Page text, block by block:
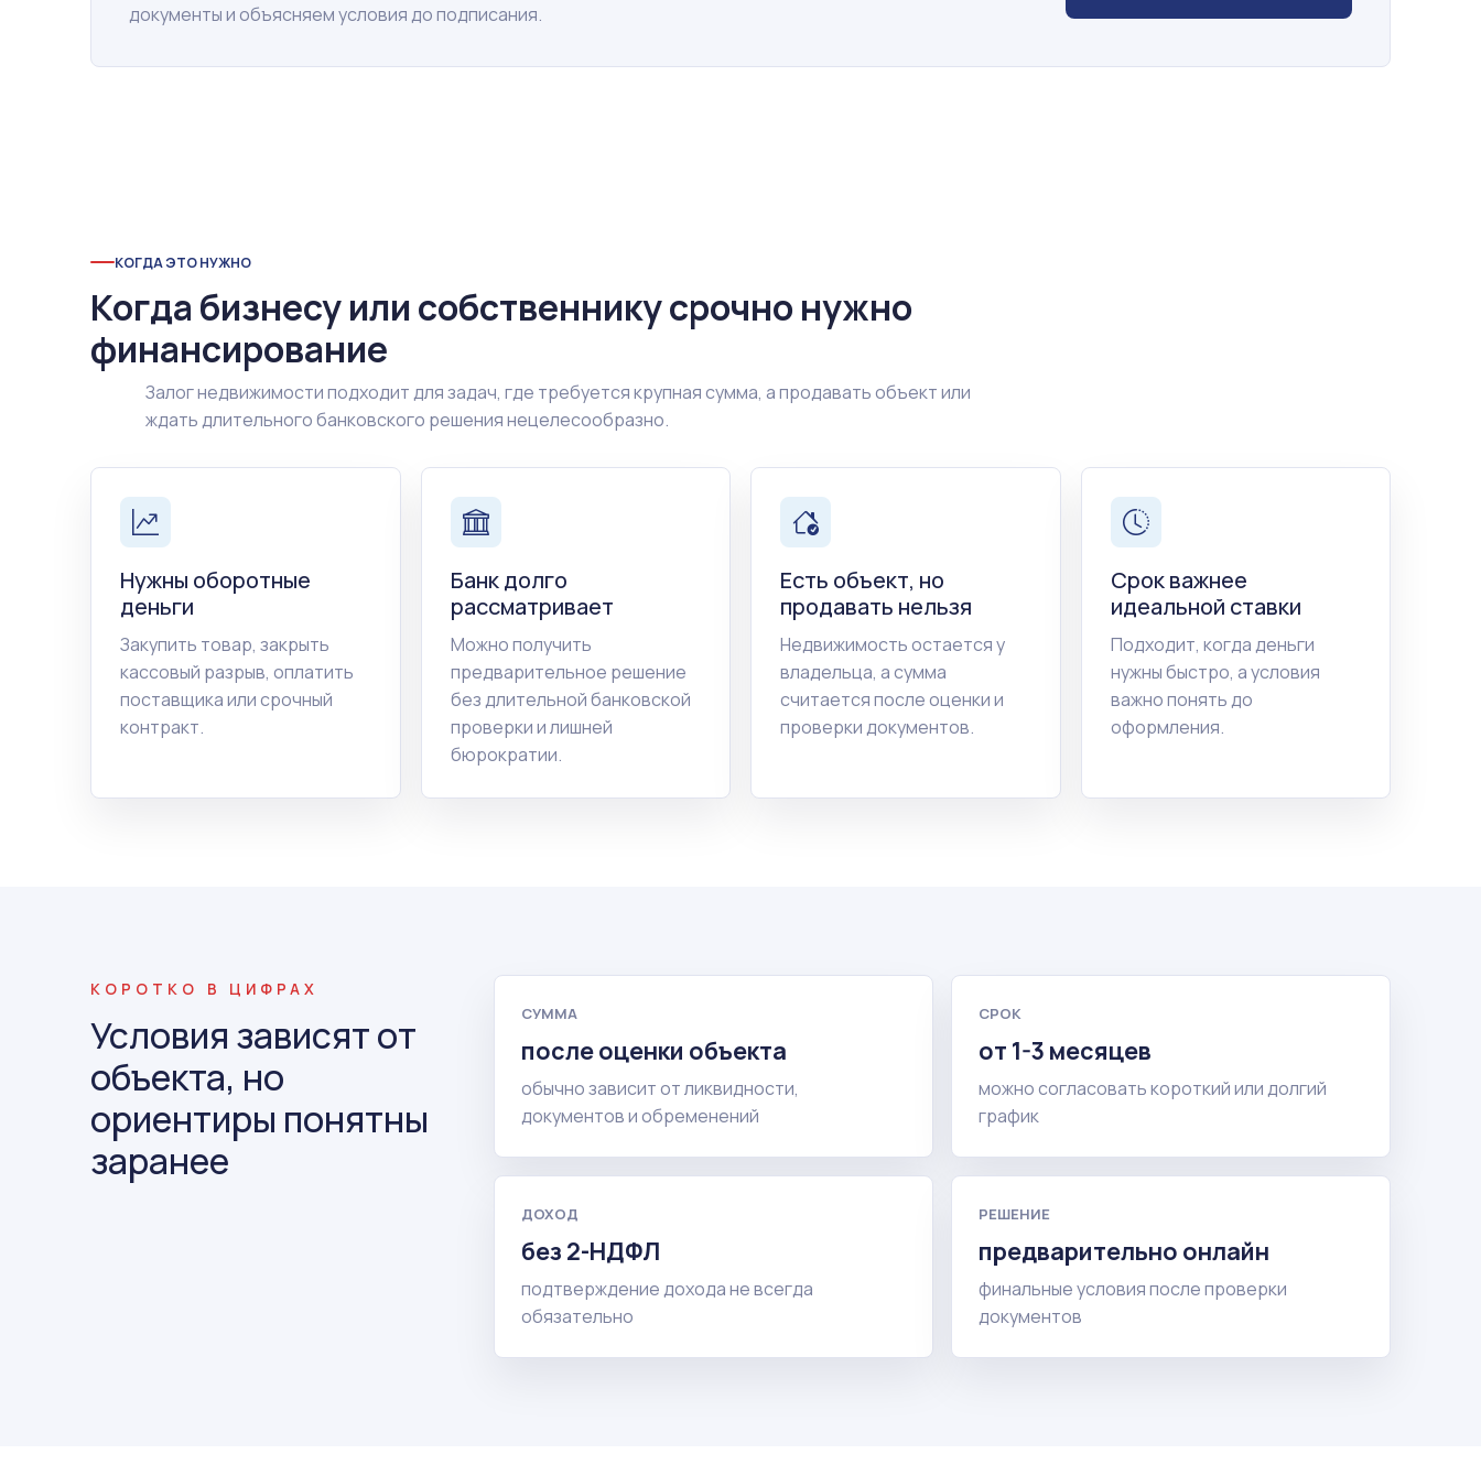
документы и объясняем условия до подписания.
КОГДА ЭТО НУЖНО
Когда бизнесу или собственнику срочно нужно
финансирование
Залог недвижимости подходит для задач, где требуется крупная сумма, а продавать объект или
ждать длительного банковского решения нецелесообразно.
Нужны оборотные
деньги
Закупить товар, закрыть
кассовый разрыв, оплатить
поставщика или срочный
контракт.
Банк долго
рассматривает
Можно получить
предварительное решение
без длительной банковской
проверки и лишней
бюрократии.
Есть объект, но
продавать нельзя
Недвижимость остается у
владельца, а сумма
считается после оценки и
проверки документов.
Срок важнее
идеальной ставки
Подходит, когда деньги
нужны быстро, а условия
важно понять до
оформления.
КОРОТКО В ЦИФРАХ
Условия зависят от
объекта, но
ориентиры понятны
заранее
СУММА
после оценки объекта
обычно зависит от ликвидности,
документов и обременений
СРОК
от 1-3 месяцев
можно согласовать короткий или долгий
график
ДОХОД
без 2-НДФЛ
подтверждение дохода не всегда
обязательно
РЕШЕНИЕ
предварительно онлайн
финальные условия после проверки
документов